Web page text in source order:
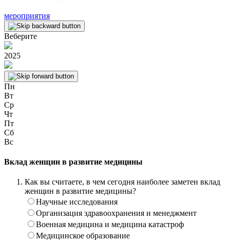
мероприятия
Веберите
2025
Пн
Вт
Ср
Чт
Пт
Сб
Вс
Вклад женщин в развитие медицины
Как вы считаете, в чем сегодня наиболее заметен вклад
женщин в развитие медицины?
Научные исследования
Организация здравоохранения и менеджмент
Военная медицина и медицина катастроф
Медицинское образование